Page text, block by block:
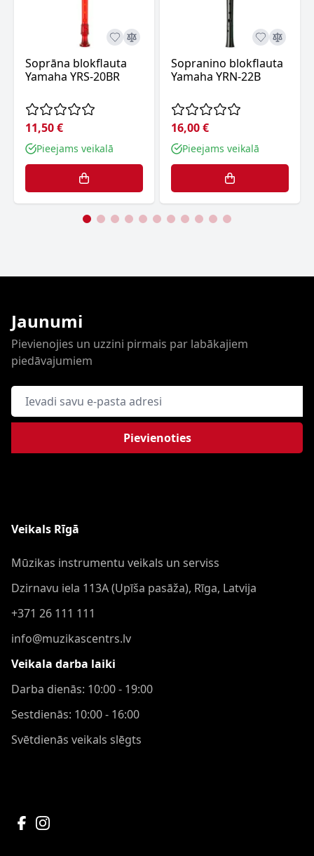
Soprāna blokflauta
Yamaha YRS-20BR
11,50 €
Pieejams veikalā
Sopranino blokflauta
Yamaha YRN-22B
16,00 €
Pieejams veikalā
Jaunumi
Pievienojies un uzzini pirmais par labākajiem
piedāvajumiem
E-pasta adrese
Pievienoties
Veikals Rīgā
Mūzikas instrumentu veikals un serviss
Dzirnavu iela 113A (Upīša pasāža), Rīga, Latvija
+371 26 111 111
info@muzikascentrs.lv
Veikala darba laiki
Darba dienās: 10:00 - 19:00
Sestdienās: 10:00 - 16:00
Svētdienās veikals slēgts